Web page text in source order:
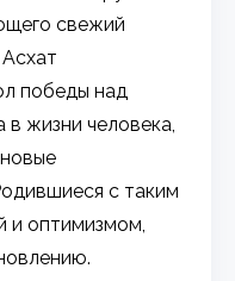
свежий
победы над
в жизни человека,
с таким
и оптимизмом,